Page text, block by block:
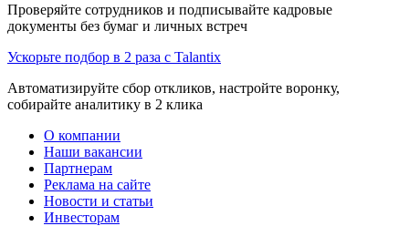
Проверяйте сотрудников и подписывайте кадровые
документы без бумаг и личных встреч
Ускорьте подбор в 2 раза с Talantix
Автоматизируйте сбор откликов, настройте воронку,
собирайте аналитику в 2 клика
О компании
Наши вакансии
Партнерам
Реклама на сайте
Новости и статьи
Инвесторам